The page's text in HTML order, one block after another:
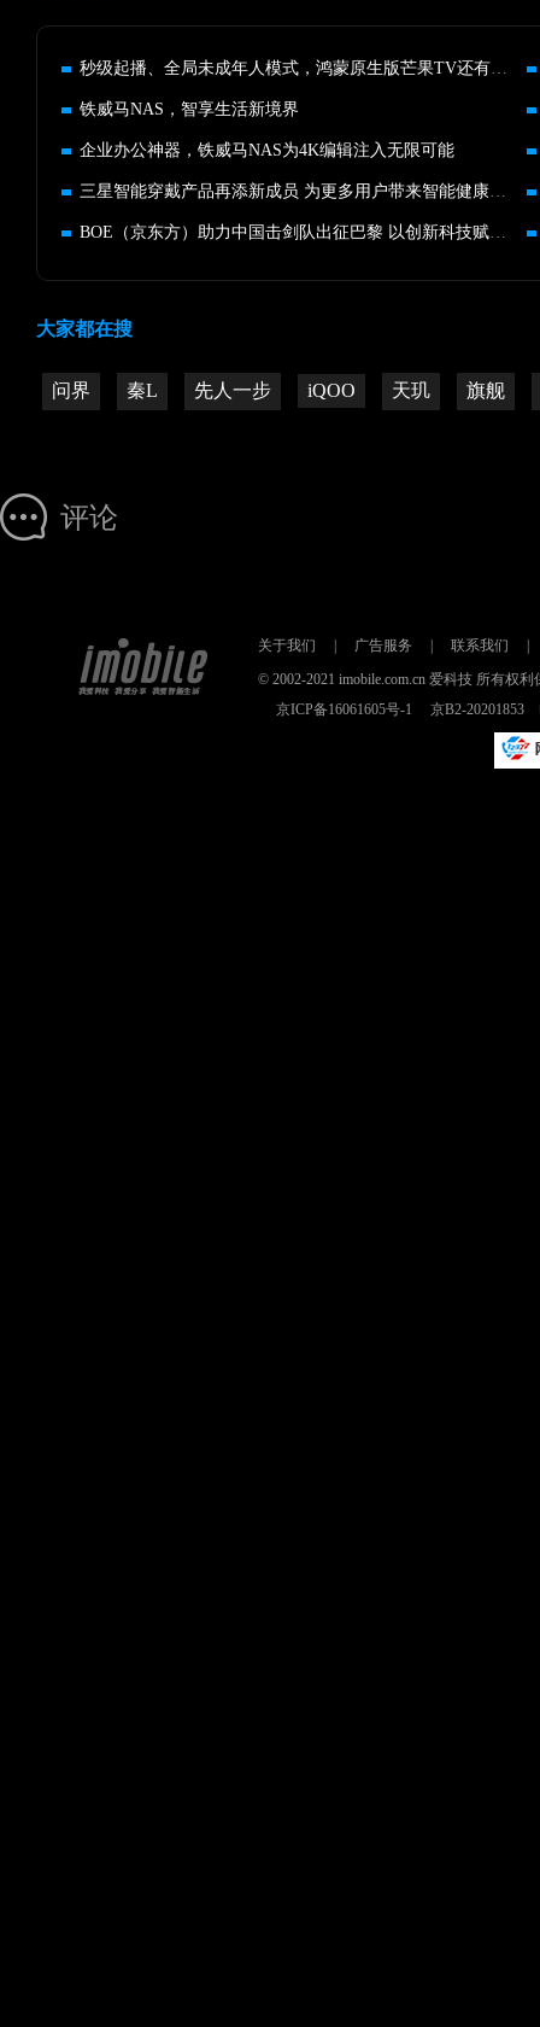
秒级起播、全局未成年人模式，鸿蒙原生版芒果TV还有哪些惊喜？
铁威马NAS，智享生活新境界
企业办公神器，铁威马NAS为4K编辑注入无限可能
三星智能穿戴产品再添新成员 为更多用户带来智能健康新体验
BOE（京东方）助力中国击剑队出征巴黎 以创新科技赋能体育向新
大家都在搜
问界 秦L 先人一步 iQOO 天玑 旗舰
评论
关于我们 广告服务 联系我们
© 2002-2021 imobile.com.cn 爱科技 所有权
京ICP备16061605号-1
京B2-20201853